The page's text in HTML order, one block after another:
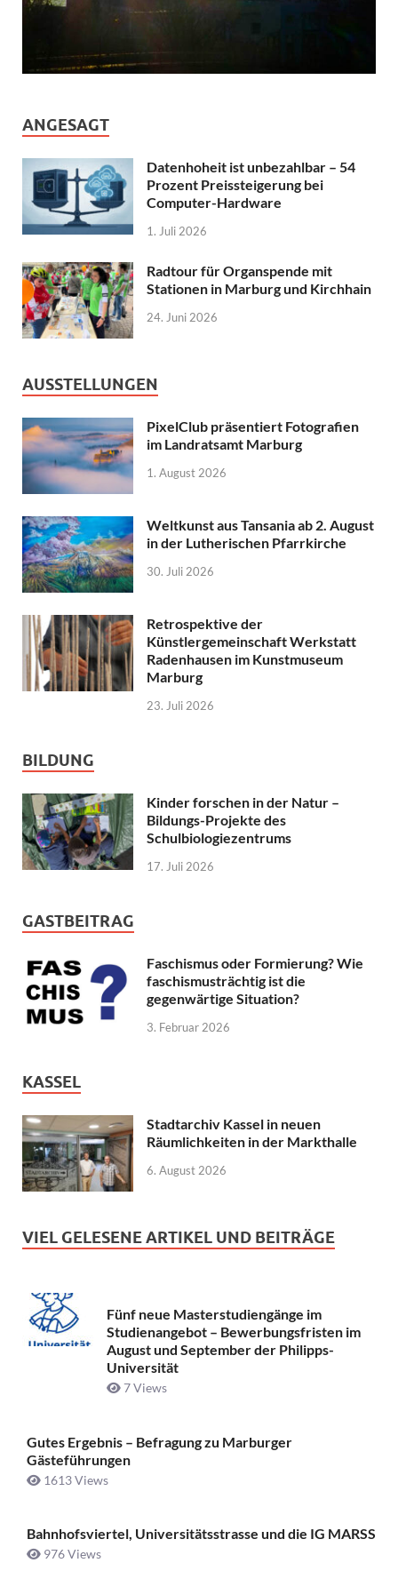
ANGESAGT
Datenhoheit ist unbezahlbar – 54
Prozent Preissteigerung bei
Computer-Hardware
1. Juli 2026
Radtour für Organspende mit
Stationen in Marburg und Kirchhain
24. Juni 2026
AUSSTELLUNGEN
PixelClub präsentiert Fotografien
im Landratsamt Marburg
1. August 2026
Weltkunst aus Tansania ab 2. August
in der Lutherischen Pfarrkirche
30. Juli 2026
Retrospektive der
Künstlergemeinschaft Werkstatt
Radenhausen im Kunstmuseum
Marburg
23. Juli 2026
BILDUNG
Kinder forschen in der Natur –
Bildungs-Projekte des
Schulbiologiezentrums
17. Juli 2026
GASTBEITRAG
Faschismus oder Formierung? Wie
faschismusträchtig ist die
gegenwärtige Situation?
3. Februar 2026
KASSEL
Stadtarchiv Kassel in neuen
Räumlichkeiten in der Markthalle
6. August 2026
VIEL GELESENE ARTIKEL UND BEITRÄGE
Fünf neue Masterstudiengänge im
Studienangebot – Bewerbungsfristen im
August und September der Philipps-
Universität
7 Views
Gutes Ergebnis – Befragung zu Marburger
Gästeführungen
1613 Views
Bahnhofsviertel, Universitätsstrasse und die IG MARSS
976 Views